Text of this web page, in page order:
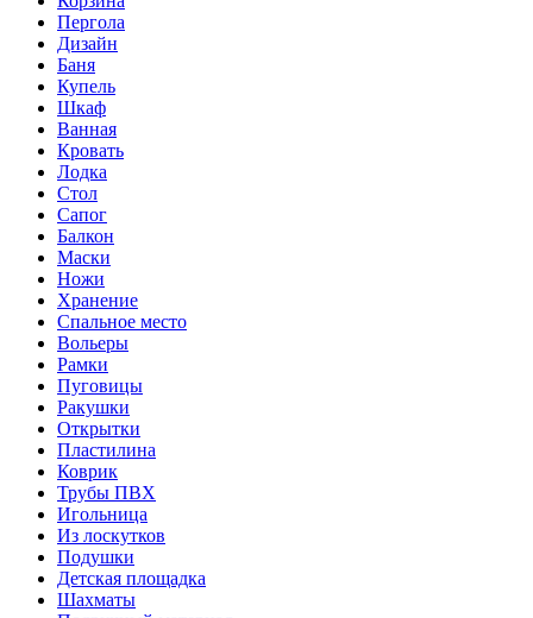
Пергола
Дизайн
Баня
Купель
Шкаф
Ванная
Кровать
Лодка
Стол
Сапог
Балкон
Маски
Ножи
Хранение
Спальное место
Вольеры
Рамки
Пуговицы
Ракушки
Открытки
Пластилина
Коврик
Трубы ПВХ
Игольница
Из лоскутков
Подушки
Детская площадка
Шахматы